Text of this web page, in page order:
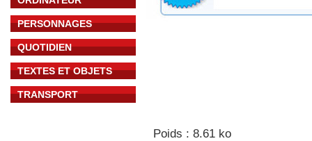
PERSONNAGES
QUOTIDIEN
TEXTES ET OBJETS
TRANSPORT
Poids : 8.61 ko